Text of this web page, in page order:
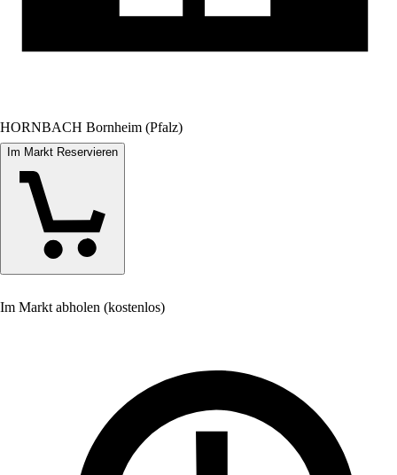
HORNBACH Bornheim (Pfalz)
Im Markt Reservieren
Im Markt abholen (kostenlos)